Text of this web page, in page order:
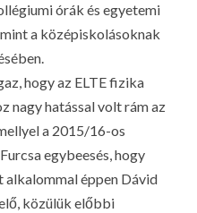
órák és egyetemi
a középiskolásoknak
hogy az ELTE fizika
nagy hatással volt rám az
a 2015/16-os
egybeesés, hogy
alkalommal éppen Dávid
közülük előbbi